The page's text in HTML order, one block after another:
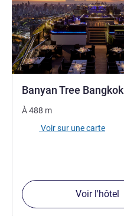
Banyan Tree Bangkok
À488 m
Voir sur une carte
Voir l'hôtel